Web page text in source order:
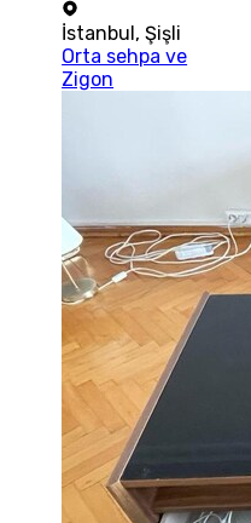
İstanbul,Şişli
Orta sehpa ve
Zigon